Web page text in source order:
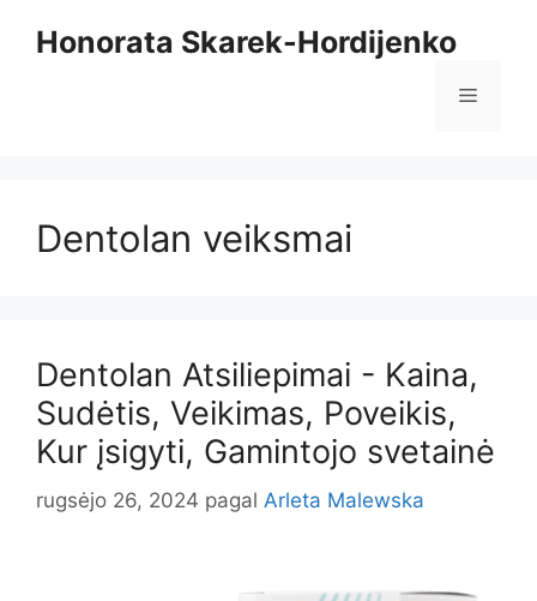
Honorata Skarek-Hordijenko
Meniu
Dentolan veiksmai
Dentolan Atsiliepimai - Kaina,
Sudėtis, Veikimas, Poveikis,
Kur įsigyti, Gamintojo svetainė
rugsėjo 26, 2024 pagal Arleta Malewska